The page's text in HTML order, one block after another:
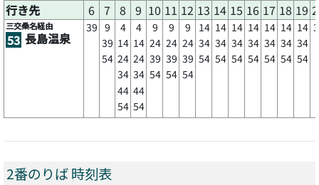
行き先
6 7 8 9 10 11 12 13 14 15 16 17 18 19
三交桑名経由
53 長島温泉
39 9
39
54
4
14
24
34
44
54
4
14
24
34
44
54
9
24
39
54
9
24
39
54
9
24
39
54
14
34
54
14
34
54
14
34
54
14
34
54
14
34
54
14
34
54
14
34
54
2番のりば 時刻表